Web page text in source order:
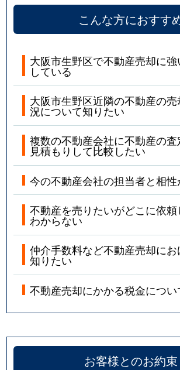
こんな方におすす
大阪市生野区で不動産売却に
している
大阪市生野区近隣の不動産の
況について知りたい
複数の不動産会社に不動産の
見積もりして比較したい
今の不動産会社の担当者と相性
不動産を売りたいがどこに依
わからない
仲介手数料など不動産売却に
知りたい
不動産売却にかかる税金につ
お客様とのお約束